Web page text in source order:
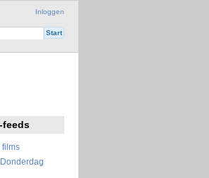
Inloggen
feeds
films